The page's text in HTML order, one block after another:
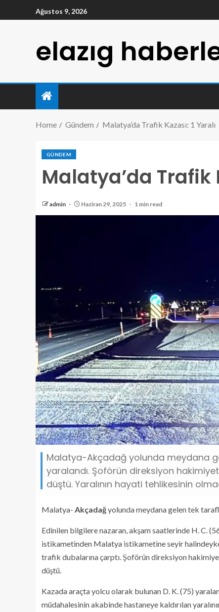
Ağustos 9, 2026
elazıg
Home Gündem Malatya’da Trafik Kazası: 1 Yaralı
GÜNDEM
Malatya’da Trafik
admin Haziran 29, 2025 1 min read
Malatya-Akçadağ yolunda meydana
yaralandı. Şoförün direksiyon
düştü. Yaralının hayati tehlikesinin
Malatya- Akçadağyolunda meydana gelen tek
Edinilen bilgilere nazaran, akşam saatlerinde H. C.
istikametinden Malatya istikametine seyir
trafik dubalarına çarptı. Şoförün direksiyon
düştü.
Kazada araçta yolcu olarak bulunan D. K. (75)
müdahalesinin akabinde hastaneye kaldırılan